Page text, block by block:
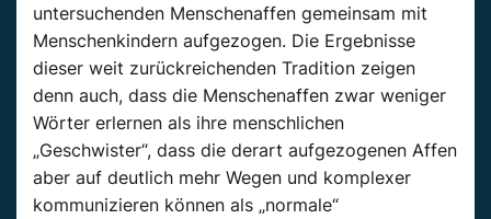
untersuchenden Menschenaffen gemeinsam mit
Menschenkindern aufgezogen. Die Ergebnisse
dieser weit zurückreichenden Tradition zeigen
denn auch, dass die Menschenaffen zwar weniger
Wörter erlernen als ihre menschlichen
„Geschwister“, dass die derart aufgezogenen Affen
aber auf deutlich mehr Wegen und komplexer
kommunizieren können als „normale“